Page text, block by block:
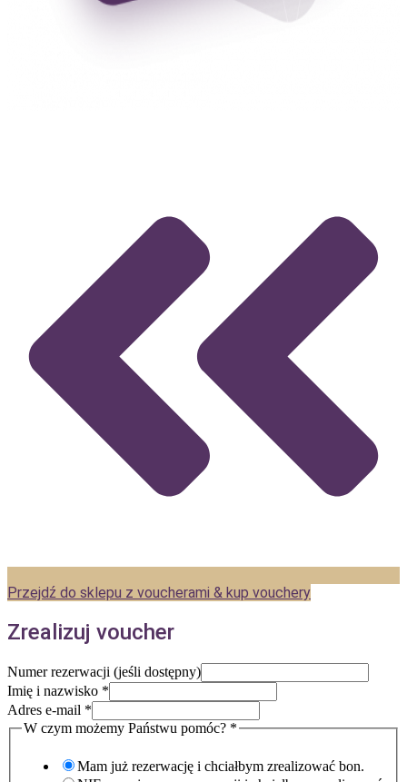
Przejdź do sklepu z voucherami & kup vouchery
Zrealizuj voucher
Numer rezerwacji (jeśli dostępny)
Imię i nazwisko *
Adres e-mail *
W czym możemy Państwu pomóc? *
Mam już rezerwację i chciałbym zrealizować bon.